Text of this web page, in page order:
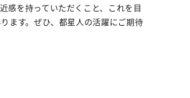
感を持っていただくこと、これを目
ます。ぜひ、都星人の活躍にご期待